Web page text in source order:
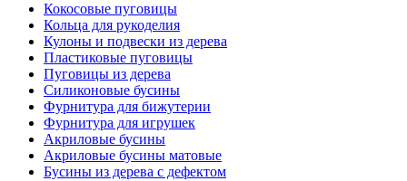
Кокосовые пуговицы
Кольца для рукоделия
Кулоны и подвески из дерева
Пластиковые пуговицы
Пуговицы из дерева
Силиконовые бусины
Фурнитура для бижутерии
Фурнитура для игрушек
Акриловые бусины
Акриловые бусины матовые
Бусины из дерева с дефектом